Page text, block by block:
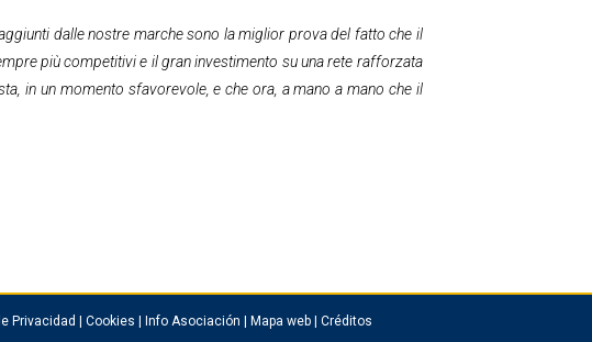
dalle nostre marche sono la miglior prova del fatto che il
più competitivi e il gran investimento su una rete rafforzata
in un momento sfavorevole, e che ora, a mano a mano che il
Privacidad |Cookies |Info Asociación |Mapa web |Créditos